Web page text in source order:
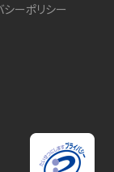
シーポリシー